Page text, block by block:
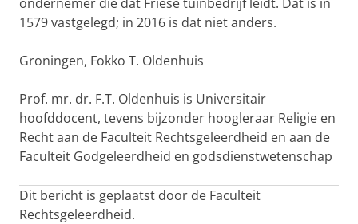
1579 vastgelegd; in 2016 is dat niet anders.
Groningen, Fokko T. Oldenhuis
Prof. mr. dr. F.T. Oldenhuis is Universitair
hoofddocent, tevens bijzonder hoogleraar Religie en
Recht aan de Faculteit Rechtsgeleerdheid en aan de
Faculteit Godgeleerdheid en godsdienstwetenschap
Dit bericht is geplaatst door de Faculteit
Rechtsgeleerdheid.